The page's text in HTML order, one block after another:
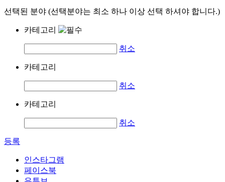
선택된 분야 (선택분야는 최소 하나 이상 선택 하셔야 합니다.)
카테고리
취소
카테고리
취소
카테고리
취소
등록
인스타그램
페이스북